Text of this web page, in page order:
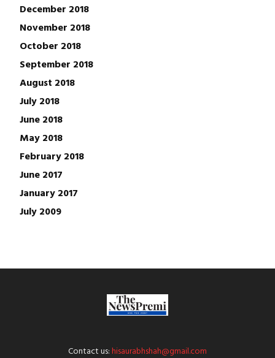
December 2018
November 2018
October 2018
September 2018
August 2018
July 2018
June 2018
May 2018
February 2018
June 2017
January 2017
July 2009
Contact us:hisaurabhshah@gmail.com